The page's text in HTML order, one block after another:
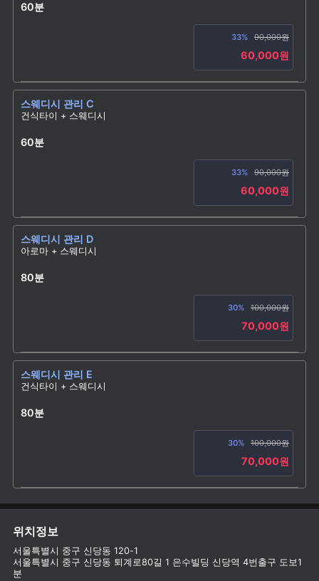
60분
33% 90,000원
60,000원
스웨디시 관리 C
건식타이 + 스웨디시
60분
33% 90,000원
60,000원
스웨디시 관리 D
아로마 + 스웨디시
80분
30% 100,000원
70,000원
스웨디시 관리 E
건식타이 + 스웨디시
80분
30% 100,000원
70,000원
위치정보
서울특별시 중구 신당동 120-1
서울특별시 중구 신당동 퇴계로80길 1 은수빌딩 신당역 4번출구 도보1
분